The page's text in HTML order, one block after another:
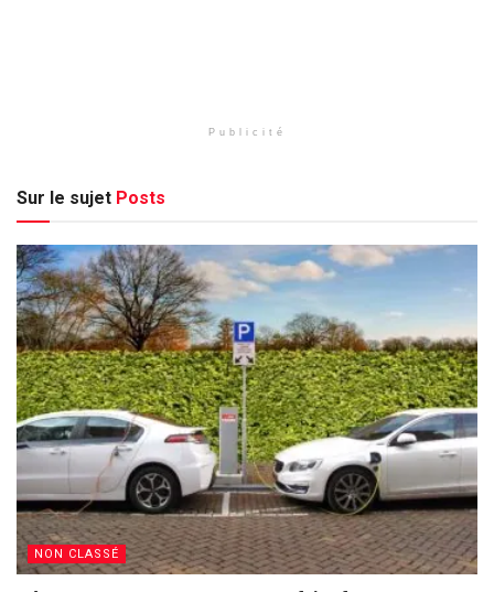
Publicité
Sur le sujet Posts
NON CLASSÉ